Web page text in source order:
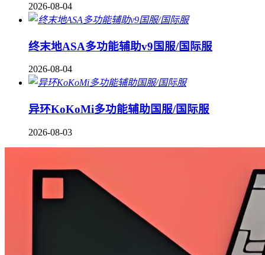
2026-08-04
终末地ASA多功能辅助v9国服/国际服
2026-08-04
异环KoKoMi多功能辅助国服/国际服
2026-08-03